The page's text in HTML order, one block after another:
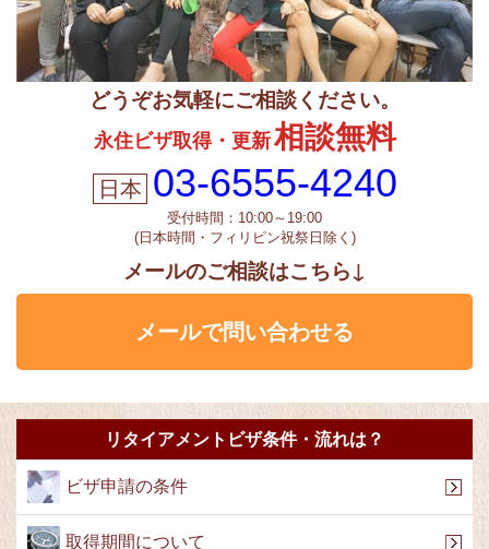
どうぞお気軽にご相談ください。
永住ビザ取得・更新相談無料
03-6555-4240
受付時間：10:00～19:00
(日本時間・フィリピン祝祭日除く)
メールのご相談はこちら↓
メールで問い合わせる
リタイアメントビザ条件・流れは？
ビザ申請の条件
取得期間について